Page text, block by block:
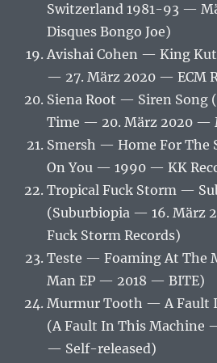
Switzerland 1981-93 —
Disques Bongo Joe)
Avishai Cohen — King
— 27. März 2020 — ECM
Siena Root — Siren Song
Time — 20. März 2020 —
Smersh — Home For The
On You — 1990 — KK
Tropical Fuck Storm —
(Suburbiopia — 16. März
Fuck Storm Records)
Teste — Foaming At The
Man EP — 2018 — BITE)
Murmur Tooth — A Fault
(A Fault In This Machine
— Self-released)